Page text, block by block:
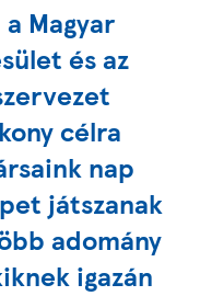
Magyar
és az
célra
nap
játszanak
adomány
igazán